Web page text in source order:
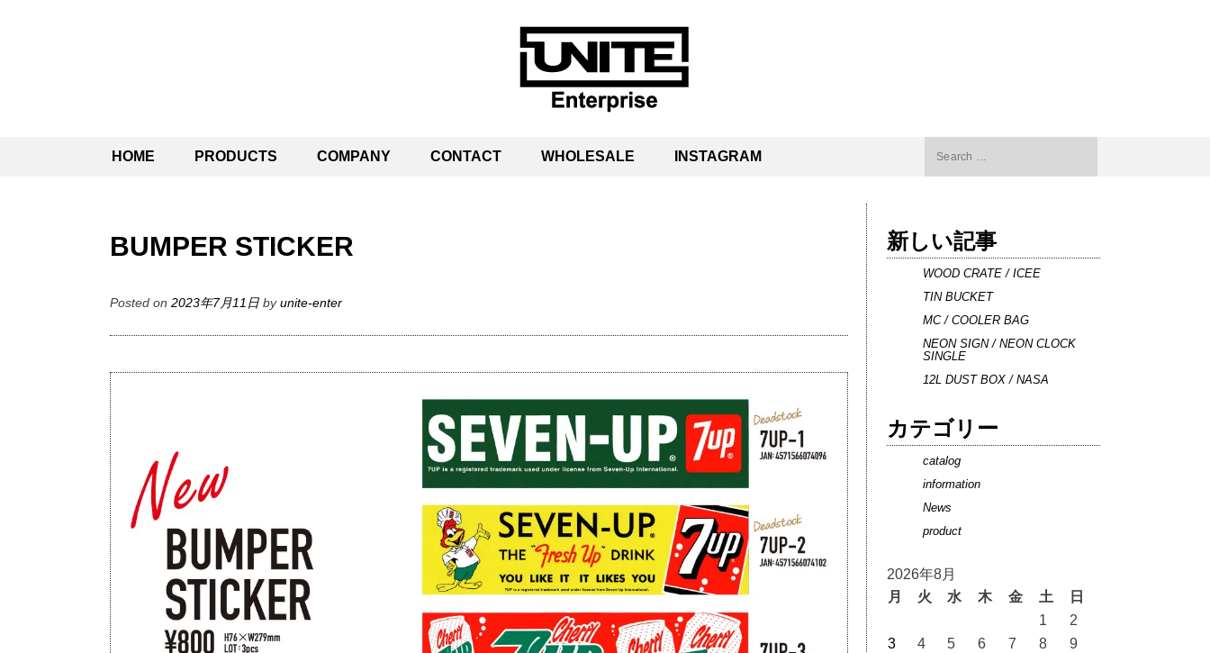
SKIP
HOME PRODUCTS COMPANY CONTACT WHOLESALE INSTAGRAM
BUMPER STICKER
Posted on 2023年7月11日 byunite-enter
新しい記事
WOOD CRATE / ICEE
TIN BUCKET
MC / COOLER BAG
NEON SIGN / NEON CLOCK
SINGLE
12L DUST BOX / NASA
カテゴリー
catalog
information
News
product
2026年8月
月
火 水 木 金 土
日
1
2
3
4 5 6 7 8
9